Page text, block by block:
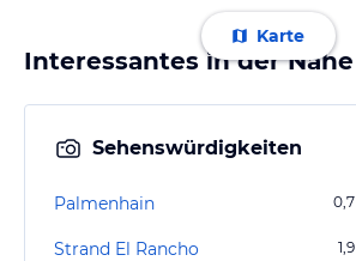
Karte
Interessantes in der Nähe
Sehenswürdigkeiten
Palmenhain 0,7
Strand El Rancho 1,9